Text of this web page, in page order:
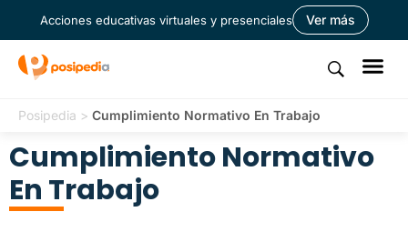
Acciones educativas virtuales y presenciales Ver más
Posipedia > Cumplimiento Normativo En Trabajo
Cumplimiento Normativo
En Trabajo